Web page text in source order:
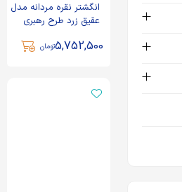
انگشتر نقره مردانه مدل
عقیق زرد طرح رهبری
کد 62673
5,752,500تومان